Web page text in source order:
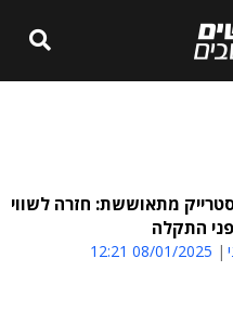
מתאוששת: חזרה לשווי
התקלה
08/01/2025 12:21